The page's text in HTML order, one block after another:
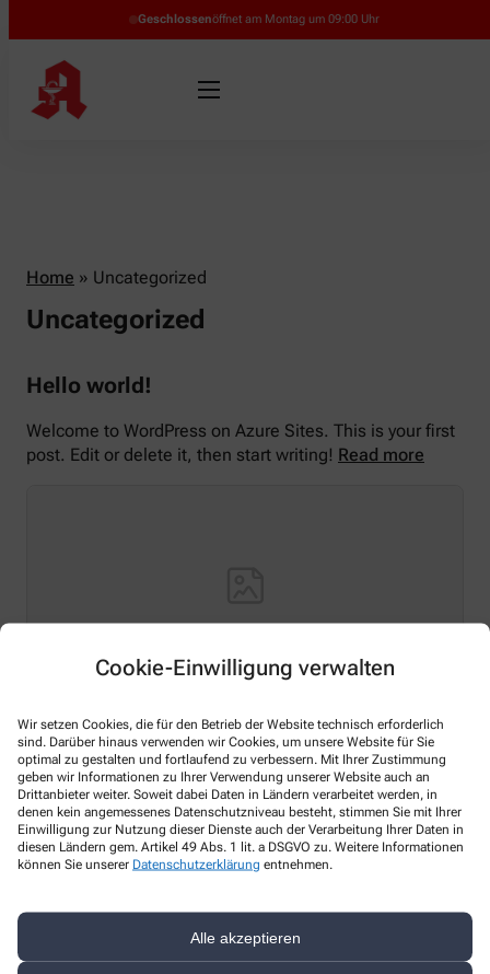
Cookie-Einwilligung verwalten
Wir setzen Cookies, die für den Betrieb der Website technisch erforderlich
sind. Darüber hinaus verwenden wir Cookies, um unsere Website für Sie
optimal zu gestalten und fortlaufend zu verbessern. Mit Ihrer Zustimmung
geben wir Informationen zu Ihrer Verwendung unserer Website auch an
Drittanbieter weiter. Soweit dabei Daten in Ländern verarbeitet werden, in
denen kein angemessenes Datenschutzniveau besteht, stimmen Sie mit Ihrer
Einwilligung zur Nutzung dieser Dienste auch der Verarbeitung Ihrer Daten in
diesen Ländern gem. Artikel 49 Abs. 1 lit. a DSGVO zu. Weitere Informationen
können Sie unserer Datenschutzerklärung entnehmen.
Alle akzeptieren
Geschlossenöffnet am Montag um 09:00 Uhr
Home » Uncategorized
Uncategorized
Hello world!
Welcome to WordPress on Azure Sites. This is your first
post. Edit or delete it, then start writing! Read more
Hello world!
Welcome to WordPress on Azure Sites. This is your first
post. Edit or delete it, then start writing!
Mehr lesen
Kontakt